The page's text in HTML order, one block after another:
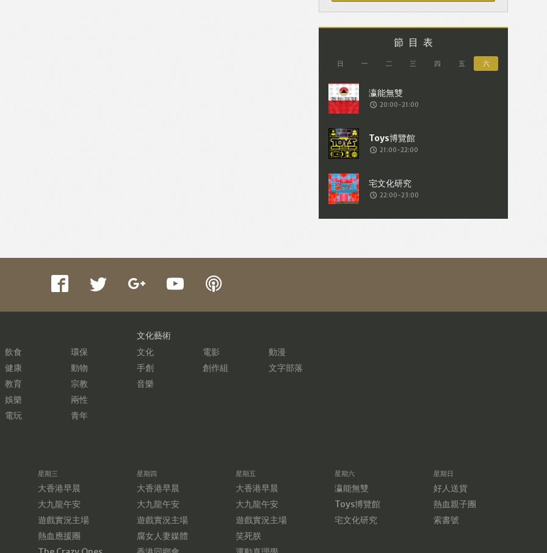
節目表
日 一 二 三 四 五 六
20:00-21:00
21:00-22:00
22:00-23:00
飲食
環保
健康
動物
教育
宗教
娛樂
兩性
電玩
青年
文化藝術
文化
電影
動漫
手創
創作組
文字部落
音樂
星期三
大香港早晨
大九龍午安
遊戲實況主場
熱血應援團
星期四
大香港早晨
大九龍午安
遊戲實況主場
腐女人妻媒體
星期五
大香港早晨
大九龍午安
遊戲實況主場
笑死朕
星期六
瀛能無雙
Toys博覽館
宅文化研究
星期日
好人送貨
熱血親子團
索書號